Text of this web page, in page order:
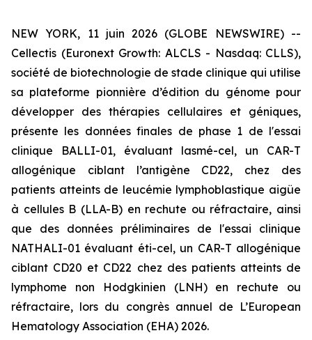
NEW YORK, 11 juin 2026 (GLOBE NEWSWIRE) --
Cellectis (Euronext Growth: ALCLS - Nasdaq: CLLS),
société de biotechnologie de stade clinique qui utilise
sa plateforme pionnière d’édition du génome pour
développer des thérapies cellulaires et géniques,
présente les données finales de phase 1 de l'essai
clinique BALLI-01, évaluant lasmé-cel, un CAR-T
allogénique ciblant l’antigène CD22, chez des
patients atteints de leucémie lymphoblastique aigüe
à cellules B (LLA-B) en rechute ou réfractaire, ainsi
que des données préliminaires de l'essai clinique
NATHALI-01 évaluant éti-cel, un CAR-T allogénique
ciblant CD20 et CD22 chez des patients atteints de
lymphome non Hodgkinien (LNH) en rechute ou
réfractaire, lors du congrès annuel de L’European
Hematology Association (EHA) 2026.